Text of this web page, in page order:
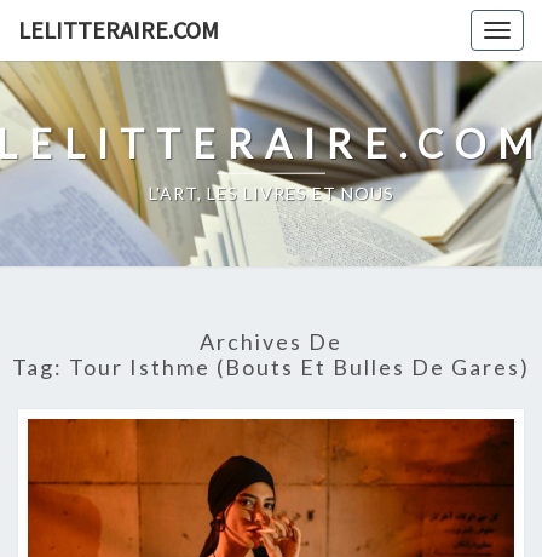
content
LELITTERAIRE.COM
L'ART, LES LIVRES ET NOUS
Archives De
Tag: Tour Isthme (Bouts Et Bulles De Gares)